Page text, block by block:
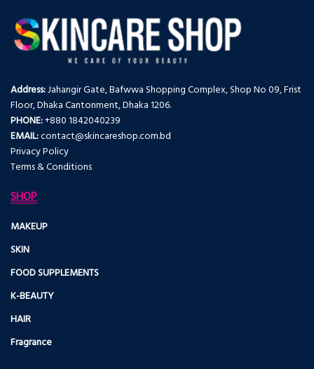
Address:Jahangir Gate, Bafwwa Shopping Complex, Shop No 09, Frist
Floor, Dhaka Cantonment, Dhaka 1206.
PHONE:+880 1842040239
EMAIL:contact@skincareshop.com.bd
Privacy Policy
Terms & Conditions
SHOP
MAKEUP
SKIN
FOOD SUPPLEMENTS
K-BEAUTY
HAIR
Fragrance